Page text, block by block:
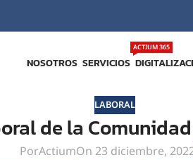
NOSOTROS SERVICIOS
ACTIUM 365
LABORAL
de la
PorActiumOn 23 diciembre,